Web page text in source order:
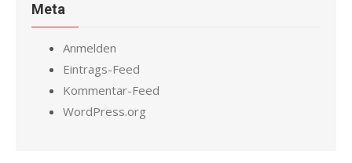
Meta
Anmelden
Eintrags-Feed
Kommentar-Feed
WordPress.org